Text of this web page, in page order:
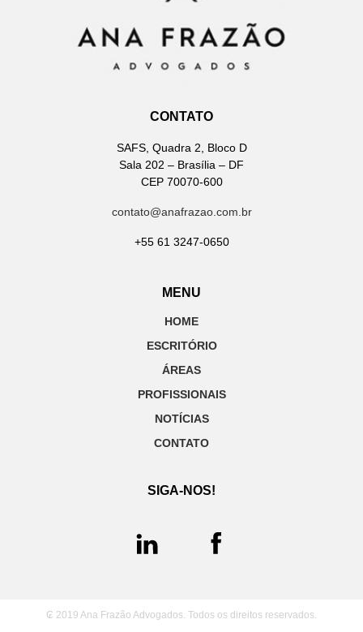
CONTATO
SAFS, Quadra 2, Bloco D
Sala 202 – Brasília – DF
CEP 70070-600
contato@anafrazao.com.br
+55 61 3247-0650
MENU
HOME
ESCRITÓRIO
ÁREAS
PROFISSIONAIS
NOTÍCIAS
CONTATO
SIGA-NOS!
₢ 2019 Ana Frazão Advogados. Todos os direitos reservados.